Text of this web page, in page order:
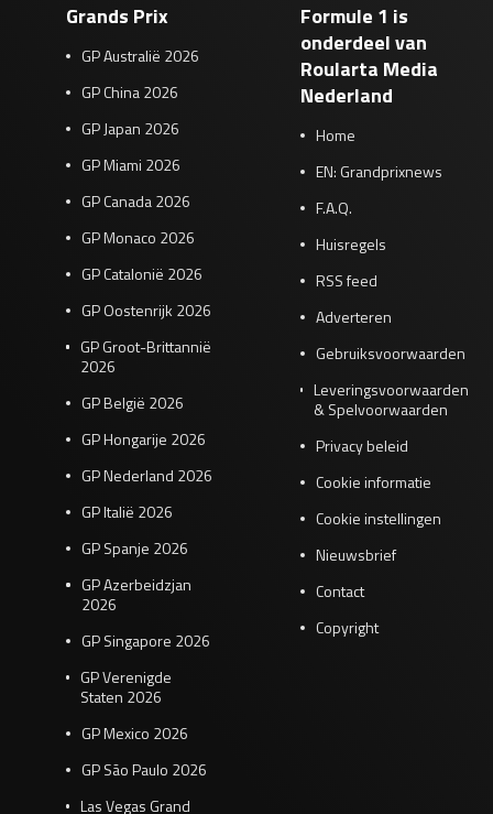
Grands Prix
GP Australië 2026
GP China 2026
GP Japan 2026
GP Miami 2026
GP Canada 2026
GP Monaco 2026
GP Catalonië 2026
GP Oostenrijk 2026
GP Groot-Brittannië
2026
GP België 2026
GP Hongarije 2026
GP Nederland 2026
GP Italië 2026
GP Spanje 2026
GP Azerbeidzjan
2026
GP Singapore 2026
GP Verenigde
Staten 2026
GP Mexico 2026
GP São Paulo 2026
Las Vegas Grand
Formule 1 is
onderdeel van
Roularta Media
Nederland
Home
EN: Grandprixnews
F.A.Q.
Huisregels
RSS feed
Adverteren
Gebruiksvoorwaarden
Leveringsvoorwaarden
& Spelvoorwaarden
Privacy beleid
Cookie informatie
Cookie instellingen
Nieuwsbrief
Contact
Copyright